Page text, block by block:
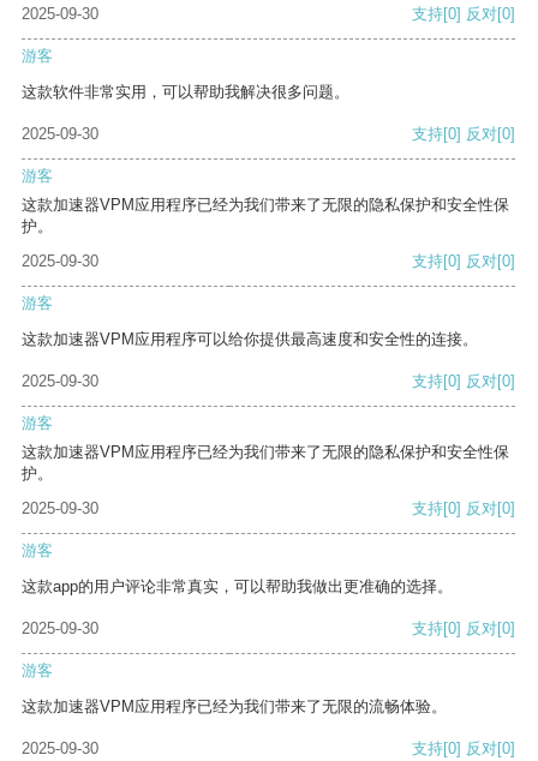
2025-09-30 支持[0] 反对[0]
游客
这款软件非常实用，可以帮助我解决很多问题。
2025-09-30 支持[0] 反对[0]
游客
这款加速器VPM应用程序已经为我们带来了无限的隐私保护和安全性保
护。
2025-09-30
支持[0] 反对[0]
游客
这款加速器VPM应用程序可以给你提供最高速度和安全性的连接。
2025-09-30 支持[0] 反对[0]
游客
这款加速器VPM应用程序已经为我们带来了无限的隐私保护和安全性保
护。
2025-09-30
支持[0] 反对[0]
游客
这款app的用户评论非常真实，可以帮助我做出更准确的选择。
2025-09-30 支持[0] 反对[0]
游客
这款加速器VPM应用程序已经为我们带来了无限的流畅体验。
2025-09-30 支持[0] 反对[0]